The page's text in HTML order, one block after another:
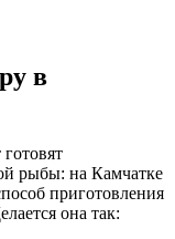
в
рыбы: на Камчатке
приготовления
она так: